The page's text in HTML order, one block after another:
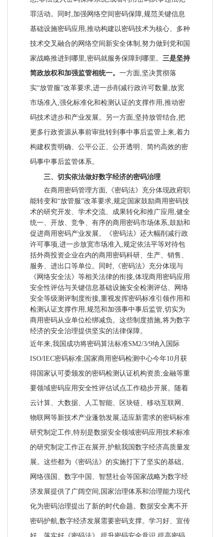
罪活动。同时,加强网络空间密码保障,规范关键信息
基础设施密码应用,推动构建以密码技术为核心、多种
技术交叉融合的网络空间新安全体制,努力做到党和国
家战略推进到哪里,密码就服务保障到哪里。 三是坚持
简政放权和加强监管相统一。 一方面,坚决贯彻落
实“放管服”改革要求,进一步削减行政许可数量,放宽
市场准入,强化标准化和检测认证的支撑作用,推动密
码技术进步和产业发展。另一方面,坚持放管结合,把
更多行政资源从事前审批转到事中事后监管上来,着力
构建权责明确、公平公正、公开透明、简约高效的密
码事中事后监管体系。
三、切实依法做好数字经济的密码治理
在商用密码管理方面,《密码法》充分体现政府职
能转变和“放管服”改革要求,规定国家鼓励商用密码技
术的研究开发、学术交流、成果转化和推广应用,健全
统一、开放、竞争、有序的商用密码市场体系,鼓励和
促进商用密码产业发展。《密码法》还大幅削减行政
许可事项,进一步放宽市场准入,规定依法平等对待包
括外商投资企业在内的商用密码科研、生产、销售、
服务、进出口等单位。同时,《密码法》充分体现与
《网络安全法》等相关法律的衔接,体现商用密码应用
安全性评估与关键信息基础设施安全检测评估、网络
安全等级测评制度衔接,重视发挥密码标准引领作用和
检测认证支撑作用,规范和加强事中事后监管,切实为
商用密码从业单位松绑减负。这些制度措施,将为数字
经济的安全治理提供坚实的法律保障。
近年来,我国成功将密码算法标准SM2/3/9纳入国际
ISO/IEC密码标准;国家商用密码检测中心今年10月获
得国家认可委颁发的密码检测认证机构资质;金融等重
要领域密码应用安全性评估试点工作稳步开展。随着
云计算、大数据、人工智能、区块链、移动互联网、
物联网等新技术产业蓬勃发展,适应新需求的密码标准
研究制定工作,特别是数据安全领域密码应用技术标准
的研究制定工作正在展开,护航我国数字经济高质量发
展。这些都为《密码法》的实施打下了坚实的基础。
网络强国、数字中国、智慧社会等国家战略为数字经
济发展提供了广阔空间,国家治理体系和治理能力现代
化为密码治理提出了新的时代命题。数据安全离不开
密码护航,数字经济发展需要密码支撑。学习好、宣传